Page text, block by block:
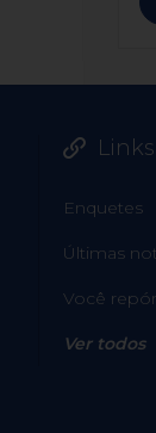
Links
Enquetes
Últimas
Você
Ver todos